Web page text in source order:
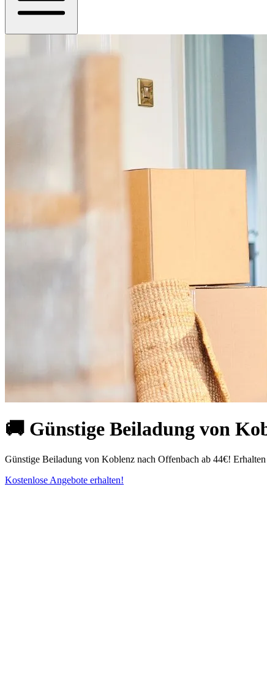
🚚 Günstige Beiladung von
Günstige Beiladung von Koblenz nach Offenbach ab 44€!
Kostenlose Angebote erhalten!